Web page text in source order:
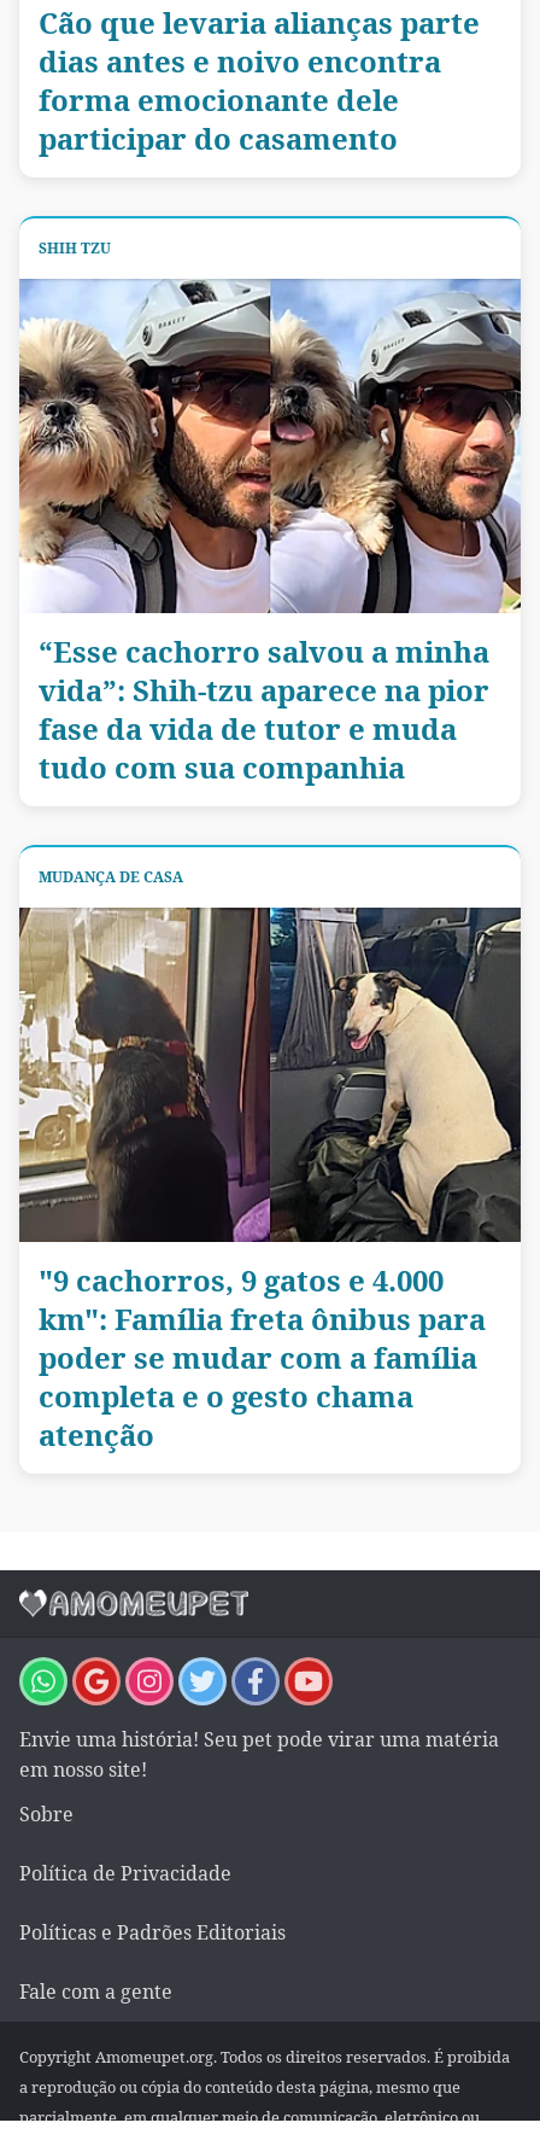
Cão que levaria alianças parte
dias antes e noivo encontra
forma emocionante dele
participar do casamento
SHIH TZU
“Esse cachorro salvou a minha
vida”: Shih-tzu aparece na pior
fase da vida de tutor e muda
tudo com sua companhia
MUDANÇA DE CASA
"9 cachorros, 9 gatos e 4.000
km": Família freta ônibus para
poder se mudar com a família
completa e o gesto chama
atenção
Envie uma história! Seu pet pode virar uma matéria
em nosso site!
Sobre
Política de Privacidade
Políticas e Padrões Editoriais
Fale com a gente
Copyright Amomeupet.org. Todos os direitos reservados. É proibida
a reprodução ou cópia do conteúdo desta página, mesmo que
parcialmente, em qualquer meio de comunicação, eletrônico ou